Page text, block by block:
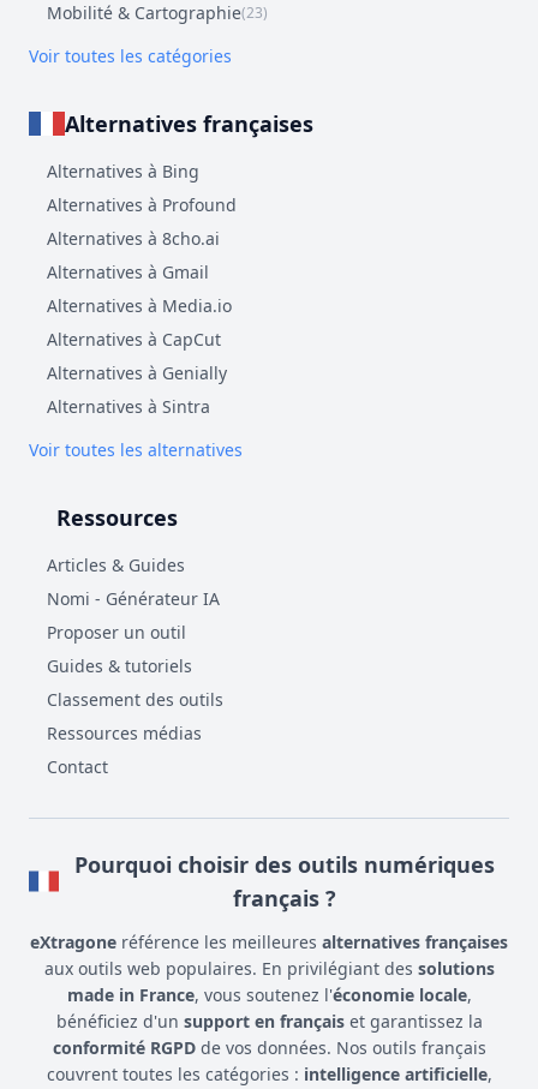
Mobilité & Cartographie(23)
Voir toutes les catégories
Alternatives françaises
Alternatives à Bing
Alternatives à Profound
Alternatives à 8cho.ai
Alternatives à Gmail
Alternatives à Media.io
Alternatives à CapCut
Alternatives à Genially
Alternatives à Sintra
Voir toutes les alternatives
Ressources
Articles & Guides
Nomi - Générateur IA
Proposer un outil
Guides & tutoriels
Classement des outils
Ressources médias
Contact
Pourquoi choisir des outils numériques
français ?
eXtragone référence les meilleures alternatives françaises
aux outils web populaires. En privilégiant des solutions
made in France, vous soutenez l'économie locale,
bénéficiez d'un support en françaiset garantissez la
conformité RGPDde vos données. Nos outils français
couvrent toutes les catégories : intelligence artificielle,